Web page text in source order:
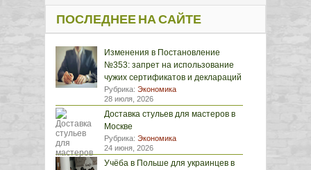
ПОСЛЕДНЕЕ НА САЙТЕ
Изменения в Постановление
№353: запрет на использование
чужих сертификатов и деклараций
Рубрика: Экономика
28 июля, 2026
Доставка стульев для мастеров в
Москве
Рубрика: Экономика
24 июня, 2026
Учёба в Польше для украинцев в